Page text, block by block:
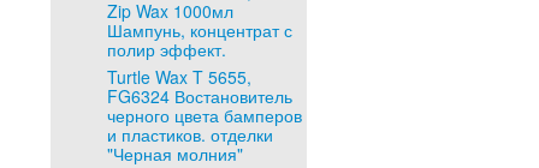
Zip Wax 1000мл
Шампунь, концентрат с
полир эффект.
Turtle Wax T 5655,
FG6324 Востановитель
черного цвета бамперов
и пластиков. отделки
"Черная молния"